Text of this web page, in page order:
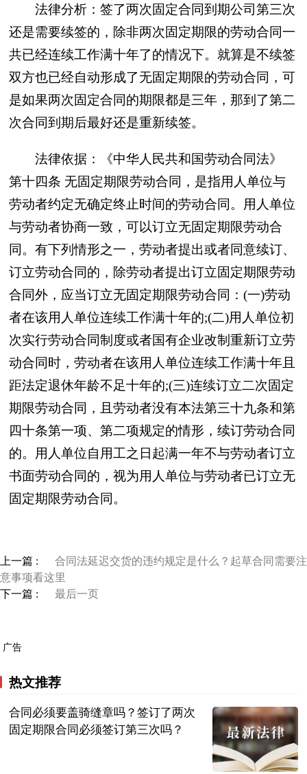
法律分析：签了两次固定合同到期公司第三次
还是需要续签的，除非两次固定期限的劳动合同一
共已经连续工作满十年了的情况下。就算是不续签
双方也已经自动形成了无固定期限的劳动合同，可
是如果两次固定合同的期限都是三年，那到了第二
次合同到期后最好还是重新续签。
法律依据：《中华人民共和国劳动合同法》
第十四条 无固定期限劳动合同，是指用人单位与
劳动者约定无确定终止时间的劳动合同。用人单位
与劳动者协商一致，可以订立无固定期限劳动合
同。有下列情形之一，劳动者提出或者同意续订、
订立劳动合同的，除劳动者提出订立固定期限劳动
合同外，应当订立无固定期限劳动合同：(一)劳动
者在该用人单位连续工作满十年的;(二)用人单位初
次实行劳动合同制度或者国有企业改制重新订立劳
动合同时，劳动者在该用人单位连续工作满十年且
距法定退休年龄不足十年的;(三)连续订立二次固定
期限劳动合同，且劳动者没有本法第三十九条和第
四十条第一项、第二项规定的情形，续订劳动合同
的。用人单位自用工之日起满一年不与劳动者订立
书面劳动合同的，视为用人单位与劳动者已订立无
固定期限劳动合同。
上一篇 :
合同法延迟交货的违约规定是什么？起草合同需要注
意事项看这里
下一篇 :
最后一页
广告
热文推荐
合同必须要盖骑缝章吗？签订了两次
固定期限合同必须签订第三次吗？